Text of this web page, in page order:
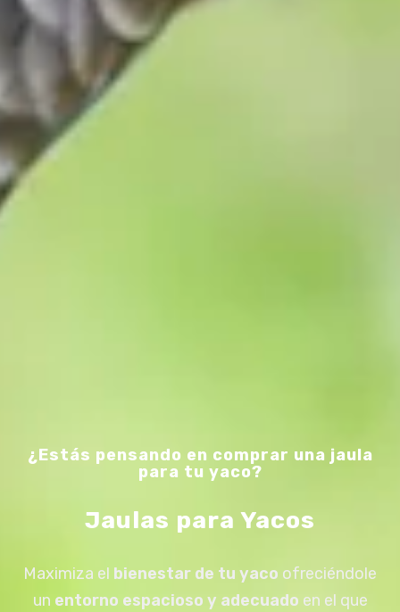
¿Estás pensando en comprar una jaula
para tu yaco?
Jaulas para Yacos
Maximiza el bienestar de tu yaco ofreciéndole
un entorno espacioso y adecuado en el que